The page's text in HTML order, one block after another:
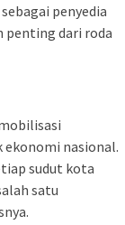
penyedia
penting dari roda
ekonomi nasional.
sudut kota
satu